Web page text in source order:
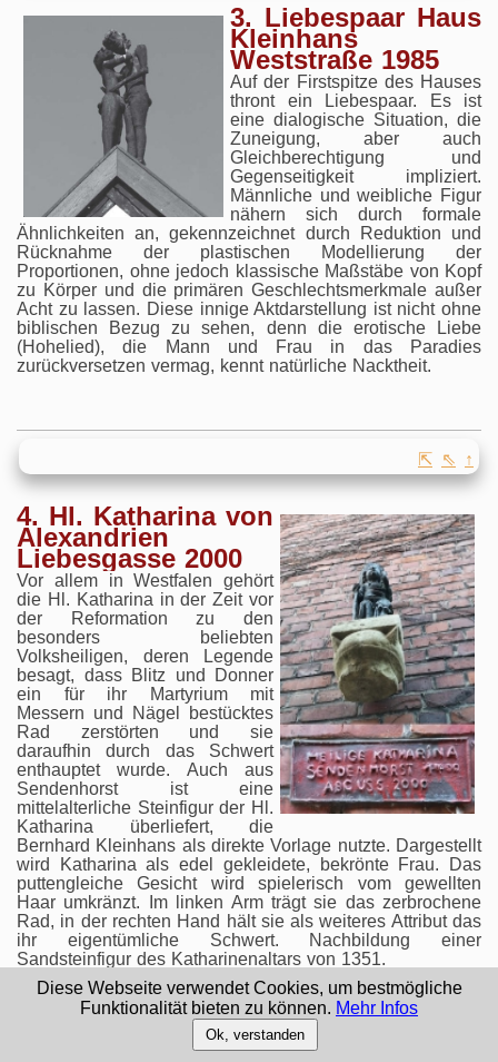
3. Liebespaar Haus
Kleinhans
Weststraße 1985
Auf der Firstspitze des Hauses
thront ein Liebespaar. Es ist
eine dialogische Situation, die
Zuneigung, aber auch
Gleichberechtigung und
Gegenseitigkeit impliziert.
Männliche und weibliche Figur
nähern sich durch formale
Ähnlichkeiten an, gekennzeichnet durch Reduktion und
Rücknahme der plastischen Modellierung der
Proportionen, ohne jedoch klassische Maßstäbe von Kopf
zu Körper und die primären Geschlechtsmerkmale außer
Acht zu lassen. Diese innige Aktdarstellung ist nicht ohne
biblischen Bezug zu sehen, denn die erotische Liebe
(Hohelied), die Mann und Frau in das Paradies
zurückversetzen vermag, kennt natürliche Nacktheit.
⇱ ⇖ ↑
4. Hl. Katharina von
Alexandrien
Liebesgasse 2000
Vor allem in Westfalen gehört
die Hl. Katharina in der Zeit vor
der Reformation zu den
besonders beliebten
Volksheiligen, deren Legende
besagt, dass Blitz und Donner
ein für ihr Martyrium mit
Messern und Nägel bestücktes
Rad zerstörten und sie
daraufhin durch das Schwert
enthauptet wurde. Auch aus
Sendenhorst ist eine
mittelalterliche Steinfigur der Hl.
Katharina überliefert, die
Bernhard Kleinhans als direkte Vorlage nutzte. Dargestellt
wird Katharina als edel gekleidete, bekrönte Frau. Das
puttengleiche Gesicht wird spielerisch vom gewellten
Haar umkränzt. Im linken Arm trägt sie das zerbrochene
Rad, in der rechten Hand hält sie als weiteres Attribut das
ihr eigentümliche Schwert. Nachbildung einer
Sandsteinfigur des Katharinenaltars von 1351.
Diese Webseite verwendet Cookies, um bestmögliche
Funktionalität bieten zu können. Mehr Infos
Ok, verstanden